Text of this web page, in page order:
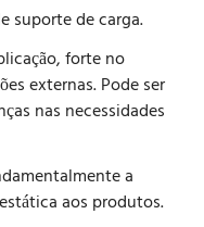
suporte de carga.
forte no
externas. Pode ser
nas necessidades
a
aos produtos.